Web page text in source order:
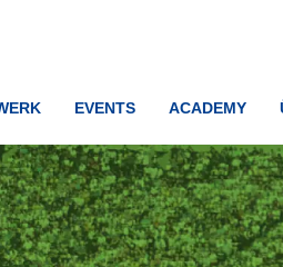
EVENTS ACADEMY